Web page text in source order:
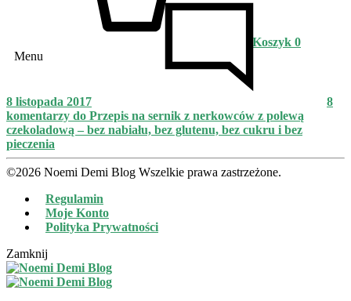
Koszyk 0
Menu
8 listopada 2017
8
komentarzy do Przepis na sernik z nerkowców z polewą
czekoladową – bez nabiału, bez glutenu, bez cukru i bez
pieczenia
©2026 Noemi Demi Blog Wszelkie prawa zastrzeżone.
Regulamin
Moje Konto
Polityka Prywatności
Zamknij